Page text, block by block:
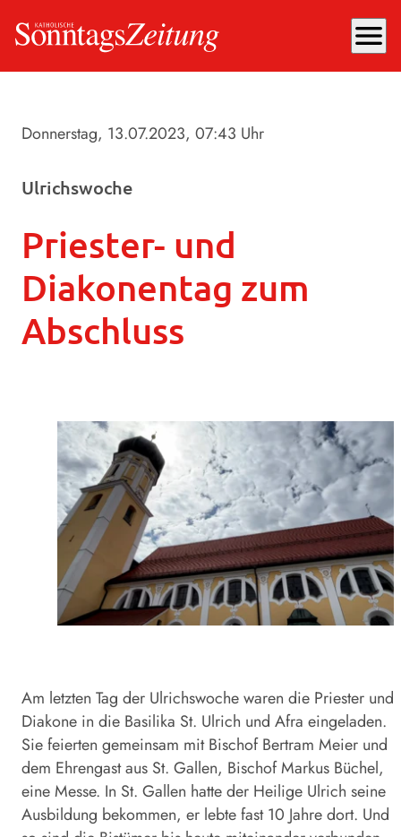
menu
Donnerstag, 13.07.2023, 07:43 Uhr
Ulrichswoche
Priester- und
Diakonentag zum
Abschluss
Am letzten Tag der Ulrichswoche waren die Priester und
Diakone in die Basilika St. Ulrich und Afra eingeladen.
Sie feierten gemeinsam mit Bischof Bertram Meier und
dem Ehrengast aus St. Gallen, Bischof Markus Büchel,
eine Messe. In St. Gallen hatte der Heilige Ulrich seine
Ausbildung bekommen, er lebte fast 10 Jahre dort. Und